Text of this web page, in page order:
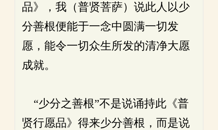
品》，我（普贤菩萨）说此人以少
分善根便能于一念中圆满一切发
愿，能令一切众生所发的清净大愿
成就。
“少分之善根”不是说诵持此《普
贤行愿品》得来少分善根，而是说